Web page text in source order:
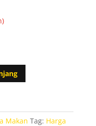
Makan Tag: Harga